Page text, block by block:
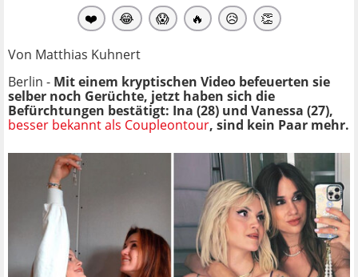
❤️ 😂 😱 🔥 😥 👏
Von Matthias Kuhnert
Berlin - Mit einem kryptischen Video befeuerten sie
selber noch Gerüchte, jetzt haben sich die
Befürchtungen bestätigt: Ina (28) und Vanessa (27),
besser bekannt als Coupleontour, sind kein Paar mehr.